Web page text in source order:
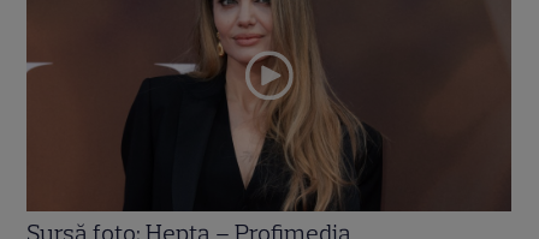
Sursă foto: Hepta – Profimedia